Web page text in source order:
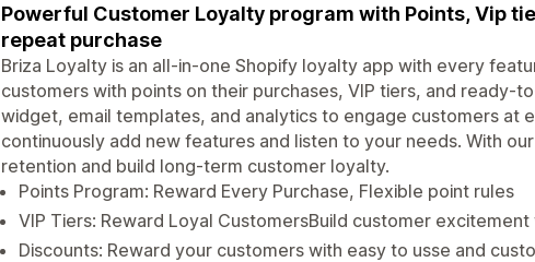
Powerful Customer Loyalty program with Points, Vip
repeat purchase
Briza Loyalty is an all-in-one Shopify loyalty app with every
customers with points on their purchases, VIP tiers, and ready-
widget, email templates, and analytics to engage customers at
continuously add new features and listen to your needs. With
retention and build long-term customer loyalty.
Points Program: Reward Every Purchase, Flexible point rules
VIP Tiers: Reward Loyal CustomersBuild customer
Discounts: Reward your customers with easy to usse and